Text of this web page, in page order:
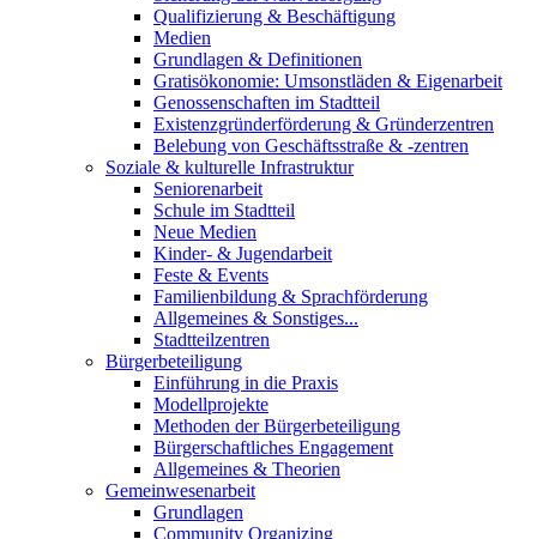
Qualifizierung & Beschäftigung
Medien
Grundlagen & Definitionen
Gratisökonomie: Umsonstläden & Eigenarbeit
Genossenschaften im Stadtteil
Existenzgründerförderung & Gründerzentren
Belebung von Geschäftsstraße & -zentren
Soziale & kulturelle Infrastruktur
Seniorenarbeit
Schule im Stadtteil
Neue Medien
Kinder- & Jugendarbeit
Feste & Events
Familienbildung & Sprachförderung
Allgemeines & Sonstiges...
Stadtteilzentren
Bürgerbeteiligung
Einführung in die Praxis
Modellprojekte
Methoden der Bürgerbeteiligung
Bürgerschaftliches Engagement
Allgemeines & Theorien
Gemeinwesenarbeit
Grundlagen
Community Organizing